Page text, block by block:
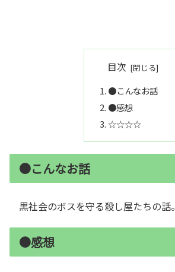
目次
●こんなお話
●感想
☆☆☆☆
●こんなお話
黒社会のボスを守る殺し屋たちの話。
●感想